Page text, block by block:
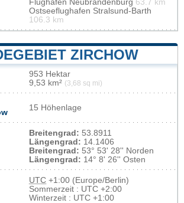
Flughafen Neubrandenburg 63.7 km
Ostseeflughafen Stralsund-Barth
106.3 km
ZIRCHOW
953 Hektar
9,53 km² (3,68 sq mi)
15 Höhenlage
Breitengrad: 53.8911
Längengrad: 14.1406
Breitengrad: 53° 53' 28'' Norden
Längengrad: 14° 8' 26'' Osten
UTC +1:00 (Europe/Berlin)
Sommerzeit : UTC +2:00
Winterzeit : UTC +1:00